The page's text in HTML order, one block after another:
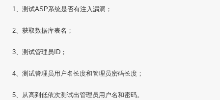
1、测试ASP系统是否有注入漏洞；
2、获取数据库表名；
3、测试管理员ID；
4、测试管理员用户名长度和管理员密码长度；
5、从高到低依次测试出管理员用户名和密码。